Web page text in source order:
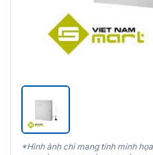
*Hình ảnh chỉ mang tính minh